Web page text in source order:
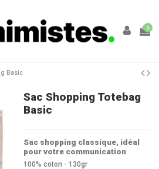
0
Basic
Sac Shopping Totebag
Basic
Sac shopping classique, idéal
pour votre communication
100% coton - 130gr